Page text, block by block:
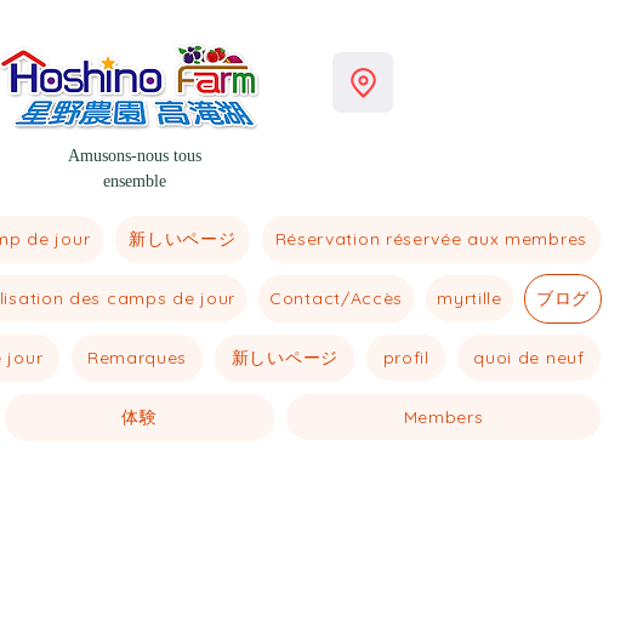
Amusons-nous tous
ensemble
de jour 新しいページ Réservation réservée aux membres
des camps de jour Contact/Accès myrtille ブログ
jour Remarques 新しいページ profil quoi de neuf
体験 Members